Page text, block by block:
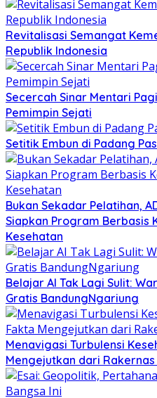
Revitalisasi Semangat
Republik Indonesia
Secercah Sinar Mentari
Pemimpin Sejati
Setitik Embun di Padang
Bukan Sekadar Pelatihan,
Siapkan Program Berbasis
Kesehatan
Belajar AI Tak Lagi Sulit:
Gratis BandungNgariung
Menavigasi Turbulensi
Mengejutkan dari Rakernas